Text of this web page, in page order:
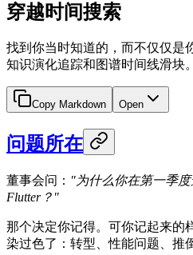
穿越时间搜索
找到你当时知道的，而不仅仅是
知识演化追踪和图谱时间线滑块。
Copy Markdown Open
问题所在
董事会问： "为什么你在第一季度
Flutter？"
那个决定你记得。可你记起来的
染过色了：转型、性能问题、推